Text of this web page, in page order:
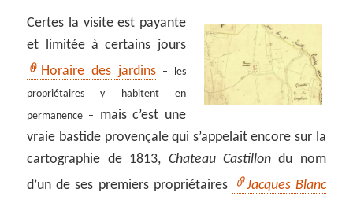
Certes la visite est payante
et limitée à certains jours
Horaire des jardins
– les
propriétaires y habitent en
permanence –
mais c’est une
vraie bastide provençale qui s’appelait encore sur la
cartographie de 1813, Chateau Castillondu nom
d’un de ses premiers propriétaires
Jacques Blanc